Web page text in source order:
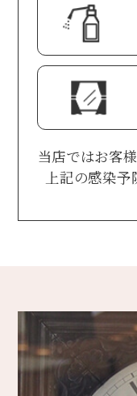
当店ではお客
上記の感染予